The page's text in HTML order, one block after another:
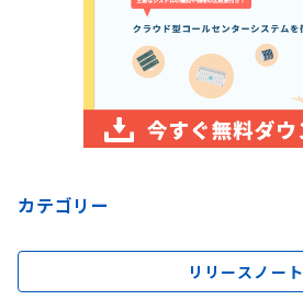
カテゴリー
リリースノート